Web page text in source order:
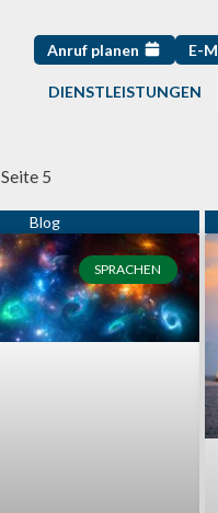
Anruf planen E-
DIENSTLEISTUNGEN
Seite 5
SPRACHEN